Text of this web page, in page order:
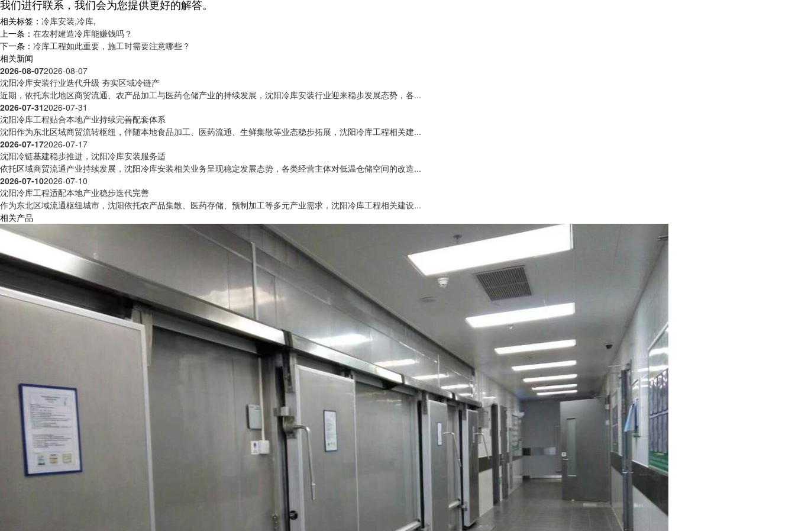
我们进行联系，我们会为您提供更好的解答。
相关标签： 冷库安装,冷库,
上一条： 在农村建造冷库能赚钱吗？
下一条： 冷库工程如此重要，施工时需要注意哪些？
相关新闻
2026-08-072026-08-07
沈阳冷库安装行业迭代升级 夯实区域冷链产
近期，依托东北地区商贸流通、农产品加工与医药仓储产业的持续发展，沈阳冷库安装行业迎来稳步发展态势，各...
2026-07-312026-07-31
沈阳冷库工程贴合本地产业持续完善配套体系
沈阳作为东北区域商贸流转枢纽，伴随本地食品加工、医药流通、生鲜集散等业态稳步拓展，沈阳冷库工程相关建...
2026-07-172026-07-17
沈阳冷链基建稳步推进，沈阳冷库安装服务适
依托区域商贸流通产业持续发展，沈阳冷库安装相关业务呈现稳定发展态势，各类经营主体对低温仓储空间的改造...
2026-07-102026-07-10
沈阳冷库工程适配本地产业稳步迭代完善
作为东北区域流通枢纽城市，沈阳依托农产品集散、医药存储、预制加工等多元产业需求，沈阳冷库工程相关建设...
相关产品